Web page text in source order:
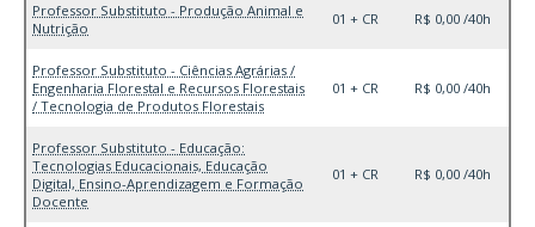
Professor Substituto - Produção Animal e
Nutrição
01 + CR R$ 0,00 /40h
Professor Substituto - Ciências Agrárias /
Engenharia Florestal e Recursos Florestais
/ Tecnologia de Produtos Florestais
01 + CR R$ 0,00 /40h
Professor Substituto - Educação:
Tecnologias Educacionais, Educação
Digital, Ensino-Aprendizagem e Formação
Docente
01 + CR R$ 0,00 /40h